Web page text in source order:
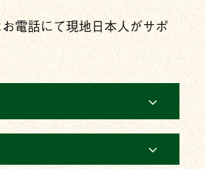
電話にて現地日本人がサポ